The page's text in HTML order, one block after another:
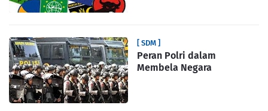
[ SDM ]
Peran Polri dalam
Membela Negara